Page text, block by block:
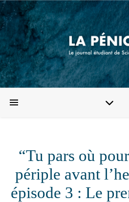
“Tu pars où
périple avant
épisode 3 : Le